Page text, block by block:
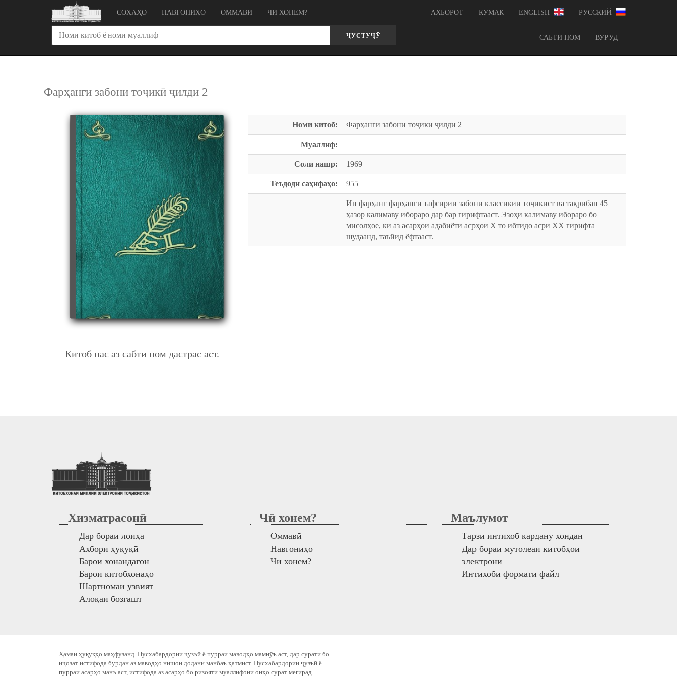
СОҲАҲО НАВГОНИҲО ОММАВӢ ЧӢ ХОНЕМ? АХБОРОТ КУМАК ENGLISH РУССКИЙ
ҶУСТУҶӮ САБТИ НОМ ВУРУД
Фарҳанги забони тоҷикӣ ҷилди 2
Китоб пас аз сабти ном дастрас аст.
Номи китоб: Фарҳанги забони тоҷикӣ ҷилди 2
Муаллиф:
Соли нашр: 1969
Теъдоди саҳифаҳо: 955
Ин фарҳанг фарҳанги тафсирии забони классикии тоҷикист ва тақрибан 45
ҳазор калимаву ибораро дар бар гирифтааст. Эзоҳи калимаву ибораро бо
мисолҳое, ки аз асарҳои адабиёти асрҳои X то ибтидо асри XX гирифта
шудаанд, таъйид ёфтааст.
Хизматрасонӣ
Дар бораи лоиҳа
Ахбори ҳуқуқӣ
Барои хонандагон
Барои китобхонаҳо
Шартномаи узвият
Алоқаи бозгашт
Чӣ хонем?
Оммавӣ
Навгониҳо
Чӣ хонем?
Маълумот
Тарзи интихоб кардану хондан
Дар бораи мутолеаи китобҳои
электронӣ
Интихоби формати файл
Ҳамаи ҳуқуқҳо маҳфузанд. Нусхабардории ҷузъӣ ё пурраи маводҳо мамнӯъ аст, дар сурати бо
иҷозат истифода бурдан аз маводҳо нишон додани манбаъ ҳатмист. Нусхабардории ҷузъӣ ё
пурраи асарҳо манъ аст, истифода аз асарҳо бо ризояти муаллифони онҳо сурат мегирад.